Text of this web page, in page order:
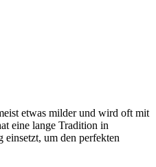
etwas milder und wird oft mit
eine lange Tradition in
um den perfekten